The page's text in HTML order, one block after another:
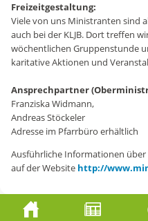
Freizeitgestaltung:
Viele von uns Ministranten sind
auch bei der KLJB. Dort treffen
wöchentlichen Gruppenstunde
karitative Aktionen und
Ansprechpartner
Franziska Widmann,
Andreas Stöckeler
Adresse im Pfarrbüro erhältlich
Ausführliche Informationen
auf der Website http://